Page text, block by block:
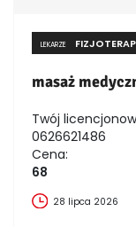
LEKARZE
masaż
Twój
0626621486
Cena:
68
28 lipca 2026